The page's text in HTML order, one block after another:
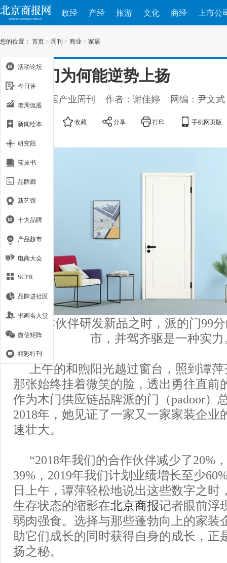
政经 产经 旅游 文化 商经 上市公
您的位置： 首页 > 周刊 > 商业 > 家居
派的门为何能逆势上扬
出处：家居产业周刊 作者：谢佳婷 网编：尹文武
大 中 收藏 分享 打印 手机网页版
在合作伙伴研发新品之时，派的门99
市，并驾齐驱是一种实
上午的和煦阳光越过窗台，照到谭
那张始终挂着微笑的脸，透出勇往直前
作为木门供应链品牌派的门（padoor）
2018年，她见证了一家又一家家装企业
速壮大。
“2018年我们的合作伙伴减少了20%
39%，2019年我们计划业绩增长至少
日上午，谭萍轻松地说出这些数字之时
生存状态的缩影在北京商报记者眼前浮
弱肉强食。选择与那些蓬勃向上的家装
助它们成长的同时获得自身的成长，正
扬之秘。
活动论坛
今日评
老周侃股
新闻绘本
研究院
蓝皮书
品牌廊
新艺馆
十大品牌
产品超市
电商大会
SCPR
品牌进社区
书画名人堂
微信矩阵
精彩特刊